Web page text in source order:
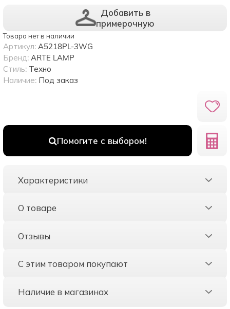
Добавить в
примерочную
Товара нет в наличии
Помогите с выбором!
Артикул: A5218PL-3WG
Бренд: ARTE LAMP
Стиль: Техно
Наличие: Под заказ
Характеристики
О товаре
Отзывы
С этим товаром покупают
Наличие в магазинах